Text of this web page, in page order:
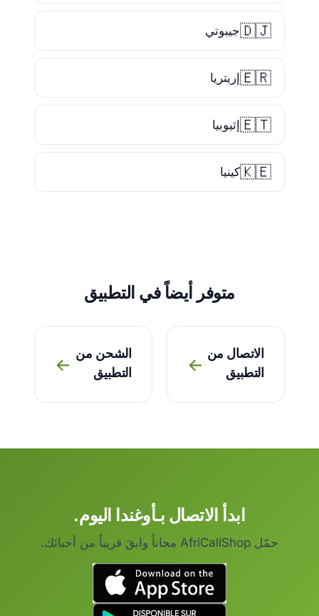
🇩🇯جيبوتي
🇪🇷 إريتريا
🇪🇹 إثيوبيا
🇰🇪كينيا
متوفر أيضاً في التطبيق
الاتصال من
التطبيق
→
الشحن من
التطبيق
→
ابدأ الاتصال بـأوغندا اليوم.
حمّل AfriCallShop مجاناً وابقَ قريباً من أحبائك.